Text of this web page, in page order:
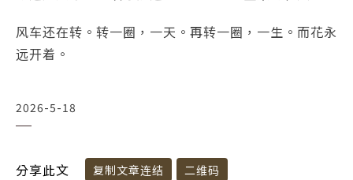
风车还在转。转一圈，一天。再转一圈，一生。而花永
远开着。
2026-5-18
分享此文 复制文章连结 二维码